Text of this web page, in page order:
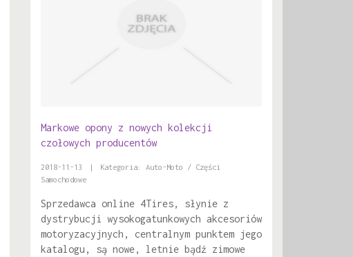
Markowe opony z nowych kolekcji
czołowych producentów
2018-11-13 |
Kategoria: Auto-Moto / Części
Samochodowe
Sprzedawca online 4Tires, słynie z
dystrybucji wysokogatunkowych akcesoriów
motoryzacyjnych, centralnym punktem jego
katalogu, są nowe, letnie bądź zimowe